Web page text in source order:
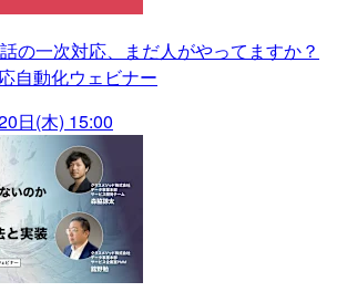
の一次対応、まだ人がやってますか？
自動化ウェビナー
日(木) 15:00